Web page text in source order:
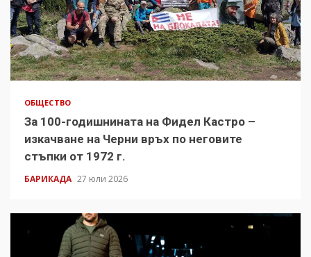
ОБЩЕСТВО
За 100-годишнината на Фидел Кастро –
изкачване на Черни връх по неговите
стъпки от 1972 г.
БАРИКАДА 27 юли 2026